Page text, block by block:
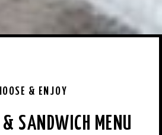
& ENJOY
& SANDWICH MENU